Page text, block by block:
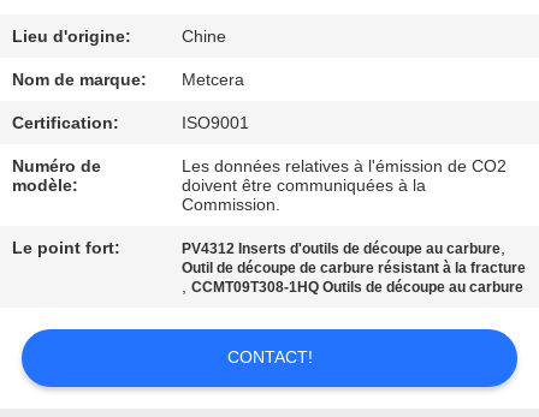
CONTACTER
NOUVELLES
DEMANDEZ
DU
SITE
Lieu d'origine: Chine
Nom de marque: Metcera
Certification: ISO9001
Numéro de
modèle:
Les données relatives à l'émission de CO2
doivent être communiquées à la
Commission.
Le point fort: PV4312 Inserts d'outils de découpe au carbure,
Outil de découpe de carbure résistant à la fracture
,CCMT09T308-1HQ Outils de découpe au carbure
CONTACT!